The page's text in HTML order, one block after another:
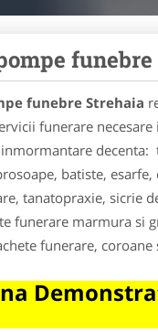
funebre Strehaia
funerare
decenta:
batiste,
tanatopraxie, sicrie
funerare marmura si
funerare,